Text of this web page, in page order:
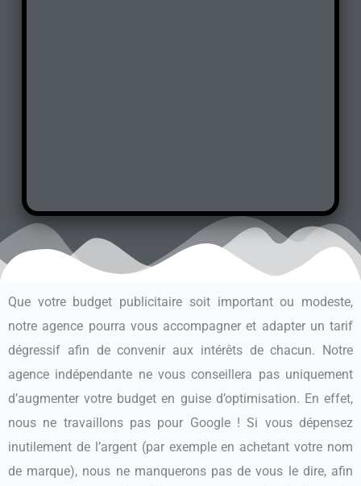
Que votre budget publicitaire soit important ou modeste,
notre agence pourra vous accompagner et adapter un tarif
dégressif afin de convenir aux intérêts de chacun. Notre
agence indépendante ne vous conseillera pas uniquement
d’augmenter votre budget en guise d’optimisation. En effet,
nous ne travaillons pas pour Google ! Si vous dépensez
inutilement de l’argent (par exemple en achetant votre nom
de marque), nous ne manquerons pas de vous le dire, afin